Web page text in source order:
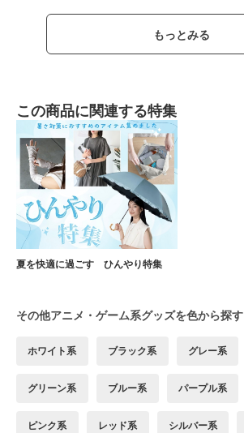
もっとみる
この商品に関連する特集
夏を快適に過ごす ひんやり特集
その他アニメ・ゲーム系グッズを色から探す
ホワイト系 ブラック系 グレー系
グリーン系 ブルー系 パープル系
ピンク系 レッド系 シルバー系